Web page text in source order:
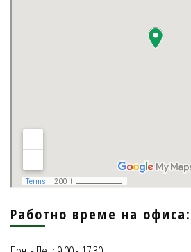
Работно време на офиса: